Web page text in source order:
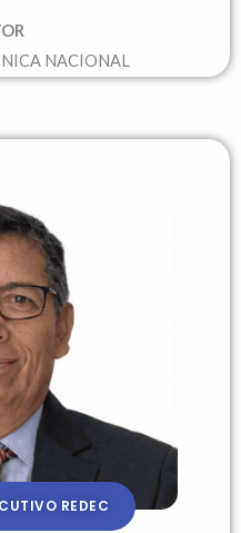
NACIONAL
REDEC